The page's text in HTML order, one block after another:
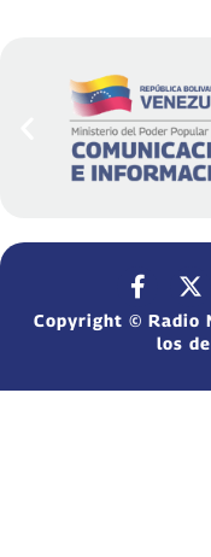
Copyright © Radio
los